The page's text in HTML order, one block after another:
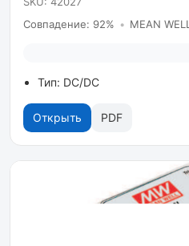
Совпадение: 92% • MEAN WELL
Тип: DC/DC
Открыть PDF